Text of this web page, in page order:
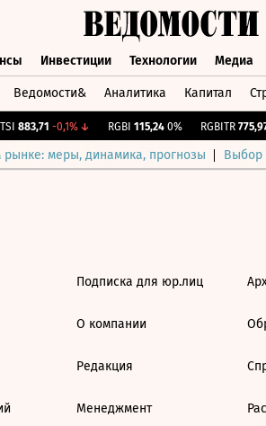
Инвестиции Технологии Медиа
Ведомости& Аналитика Капитал
883,71 -0,1%↓ RGBI 115,24 0% RGBITR 775,97
рынке: меры, динамика, прогнозы Выбор
Подписка для юр.лиц
О компании
Редакция
Менеджмент